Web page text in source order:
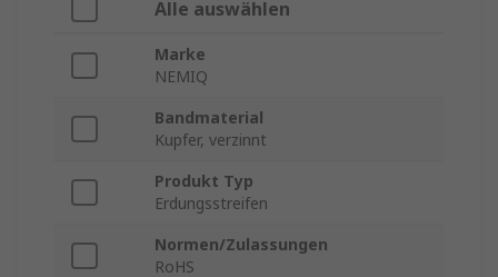
Alle auswählen
Marke
NEMIQ
Bandmaterial
Kupfer, verzinnt
Produkt Typ
Erdungsstreifen
Normen/Zulassungen
RoHS